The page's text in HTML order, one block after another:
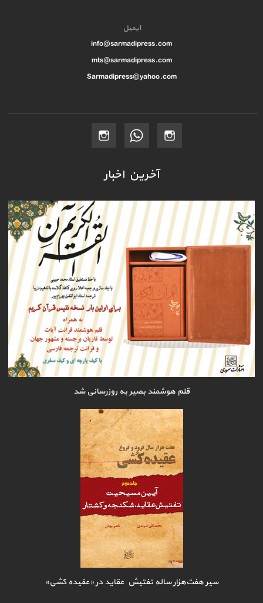
ایمیل
info@sarmadipress.com
mts@sarmadipress.com
Sarmadipress@yahoo.com
آخرین اخبار
قلم هوشمند بصیر به روزرسانی شد
سیر هفت‌هزار ساله تفتیش عقاید در «عقیده کشی»